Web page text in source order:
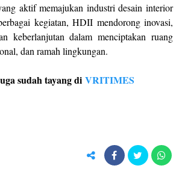
aktif memajukan industri desain interior
kegiatan, HDII mendorong inovasi,
keberlanjutan dalam menciptakan ruang
dan ramah lingkungan.
sudah tayang di VRITIMES